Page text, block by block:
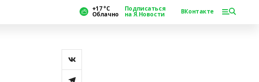
+17 °С
Облачно
Подписаться
на Я.Новости ВКонтакте